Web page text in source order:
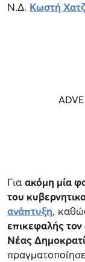
Ν.Δ. Κωστή
Για ακόμη μία
του
ανάπτυξη,
επικεφαλής
Νέας
πραγματοποίησε